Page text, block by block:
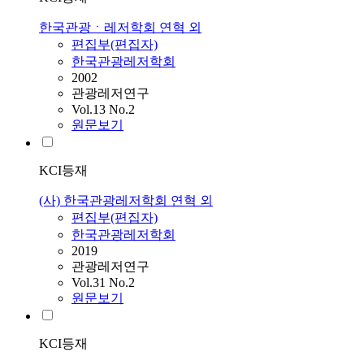
한국관광ㆍ레저학회 연혁 외
편집부(편집자)
한국관광레저학회
2002
관광레저연구
Vol.13 No.2
원문보기
KCI등재
(사) 한국관광레저학회 연혁 외
편집부(편집자)
한국관광레저학회
2019
관광레저연구
Vol.31 No.2
원문보기
KCI등재